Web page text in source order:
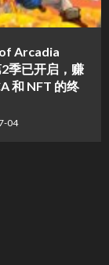
Arcadia
季已开启，赚
和 NFT 的终
04